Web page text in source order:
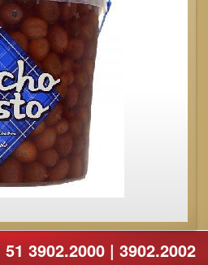
51 3902.2000 | 3902.2002